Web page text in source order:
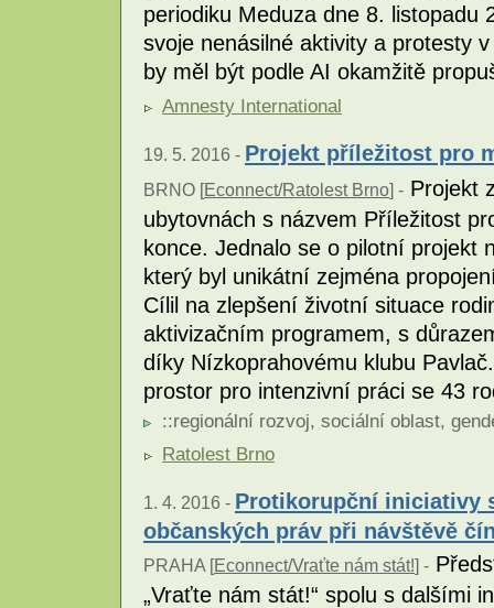
periodiku Meduza dne 8. listopadu
svoje nenásilné aktivity a protesty
by měl být podle AI okamžitě
Amnesty International
19. 5. 2016 - Projekt příležitost pro
BRNO [Econnect/Ratolest Brno] - Projekt
ubytovnách s názvem Příležitost
konce. Jednalo se o pilotní projekt
který byl unikátní zejména
Cílil na zlepšení životní situace
aktivizačním programem, s
díky Nízkoprahovému klubu
prostor pro intenzivní práci se 43
::regionální rozvoj, sociální oblast,
Ratolest Brno
1. 4. 2016 - Protikorupční iniciativy
občanských práv při návštěvě
PRAHA [Econnect/Vraťte nám stát!] -
„Vraťte nám stát!“ spolu s dalšími